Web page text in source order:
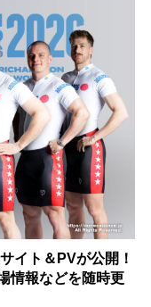
イト＆PVが公開！
情報などを随時更